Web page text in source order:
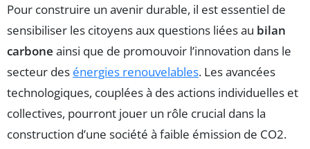
Pour construire un avenir durable, il est essentiel de
sensibiliser les citoyens aux questions liées au bilan
carbone ainsi que de promouvoir l’innovation dans le
secteur des énergies renouvelables. Les avancées
technologiques, couplées à des actions individuelles et
collectives, pourront jouer un rôle crucial dans la
construction d’une société à faible émission de CO2.